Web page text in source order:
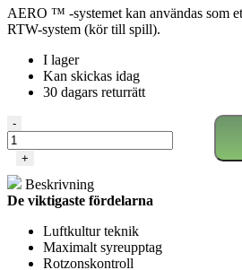
AERO ™ -systemet kan användas som
RTW-system (kör till spill).
I lager
Kan skickas idag
30 dagars returrätt
Alien
Aero
Kruka
30L
-
+
Beskrivning
De viktigaste fördelarna
Luftkultur teknik
Maximalt syreupptag
Rotzonskontroll